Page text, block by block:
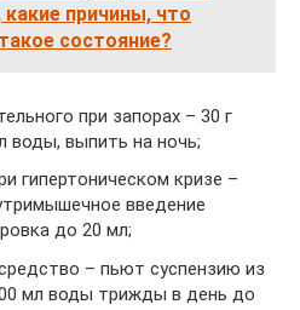
какие причины, что
состояние?
при запорах – 30 г
воды, выпить на ночь;
гипертоническом кризе –
введение
до 20 мл;
– пьют суспензию из
мл воды трижды в день до